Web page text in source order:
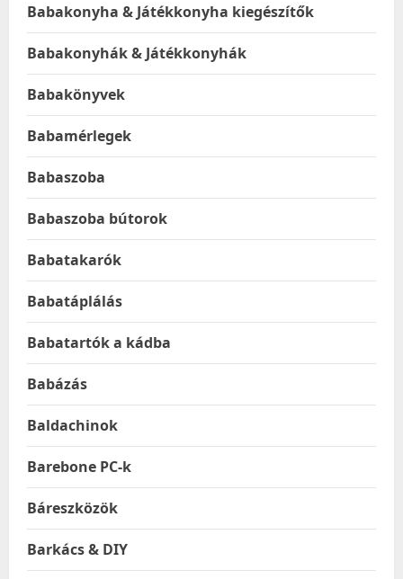
Babakonyha & Játékkonyha kiegészítők
Babakonyhák & Játékkonyhák
Babakönyvek
Babamérlegek
Babaszoba
Babaszoba bútorok
Babatakarók
Babatáplálás
Babatartók a kádba
Babázás
Baldachinok
Barebone PC-k
Báreszközök
Barkács & DIY